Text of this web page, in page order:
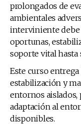
prolongados de
ambientales
interviniente debe
oportunas,
soporte vital
Este curso
estabilización y
entornos aislados,
adaptación al
disponibles.